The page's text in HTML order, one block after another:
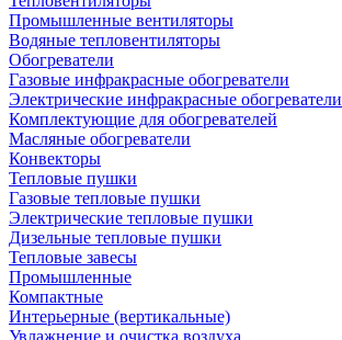
Промышленные вентиляторы
Водяные тепловентиляторы
Обогреватели
Газовые инфракрасные обогреватели
Электрические инфракрасные обогреватели
Комплектующие для обогревателей
Масляные обогреватели
Конвекторы
Тепловые пушки
Газовые тепловые пушки
Электрические тепловые пушки
Дизельные тепловые пушки
Тепловые завесы
Промышленные
Компактные
Интерьерные (вертикальные)
Увлажнение и очистка воздуха